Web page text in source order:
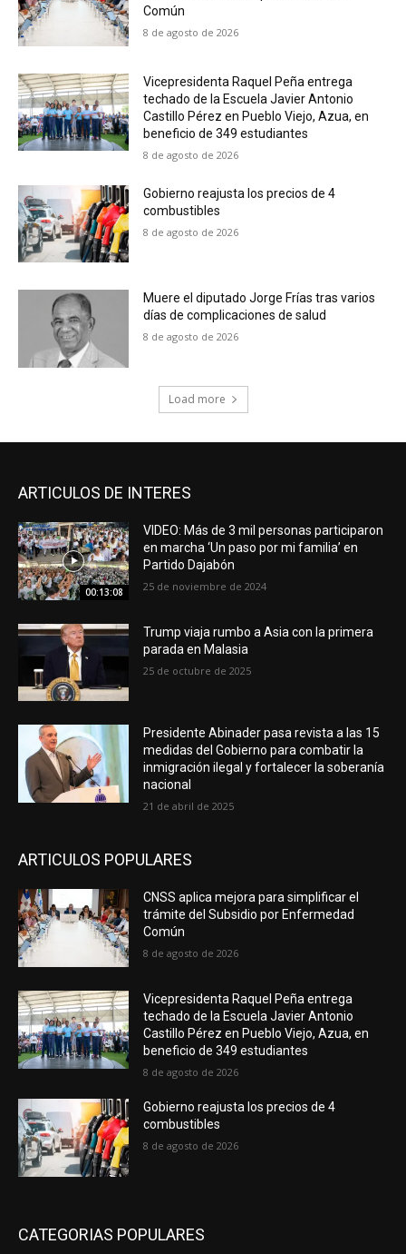
Común
8 de agosto de 2026
Vicepresidenta Raquel Peña entrega
techado de la Escuela Javier Antonio
Castillo Pérez en Pueblo Viejo, Azua, en
beneficio de 349 estudiantes
8 de agosto de 2026
Gobierno reajusta los precios de 4
combustibles
8 de agosto de 2026
Muere el diputado Jorge Frías tras varios
días de complicaciones de salud
8 de agosto de 2026
Load more
ARTICULOS DE INTERES
00:13:08
VIDEO: Más de 3 mil personas participaron
en marcha ‘Un paso por mi familia’ en
Partido Dajabón
25 de noviembre de 2024
Trump viaja rumbo a Asia con la primera
parada en Malasia
25 de octubre de 2025
Presidente Abinader pasa revista a las 15
medidas del Gobierno para combatir la
inmigración ilegal y fortalecer la soberanía
nacional
21 de abril de 2025
ARTICULOS POPULARES
CNSS aplica mejora para simplificar el
trámite del Subsidio por Enfermedad
Común
8 de agosto de 2026
Vicepresidenta Raquel Peña entrega
techado de la Escuela Javier Antonio
Castillo Pérez en Pueblo Viejo, Azua, en
beneficio de 349 estudiantes
8 de agosto de 2026
Gobierno reajusta los precios de 4
combustibles
8 de agosto de 2026
CATEGORIAS POPULARES